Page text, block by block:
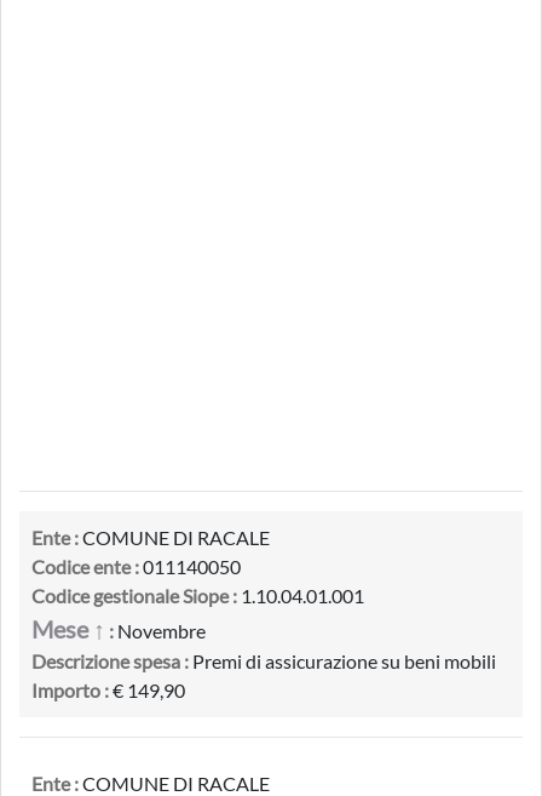
Ente :COMUNE DI RACALE
Codice ente :011140050
Codice gestionale Siope : 1.10.04.01.001
Mese ↑ : Novembre
Descrizione spesa : Premi di assicurazione su beni mobili
Importo :€ 149,90
Ente :COMUNE DI RACALE